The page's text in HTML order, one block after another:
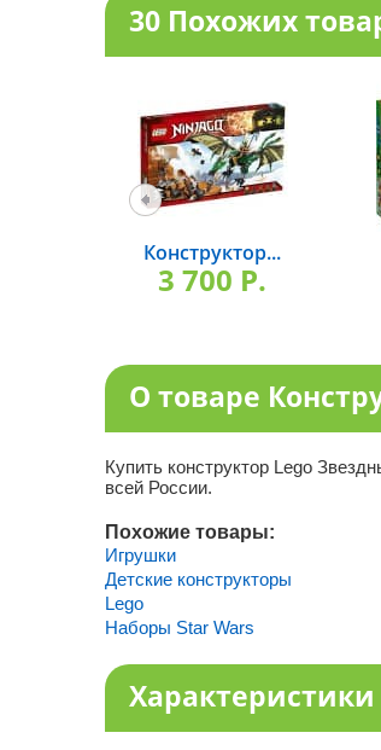
30 Похожих
Конструктор...
3 700 P.
О товаре
Купить конструктор Lego
всей России.
Похожие товары:
Игрушки
Детские конструкторы
Lego
Наборы Star Wars
Характеристики